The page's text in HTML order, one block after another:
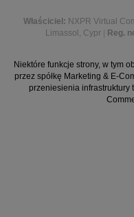
Właściciel: NXPR Virtual
Limassol, Cypr
Reg.
Niektóre funkcje strony, w tym
przez spółkę Marketing & E-
przeniesienia infrastruktury